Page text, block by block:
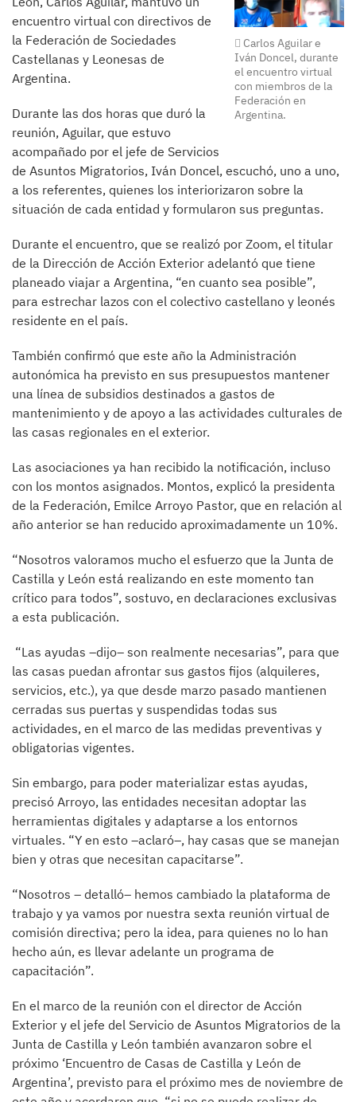
Carlos Aguilar e
Iván Doncel, durante
el encuentro virtual
con miembros de la
Federación en
Argentina.
encuentro virtual con directivos de
la Federación de Sociedades
Castellanas y Leonesas de
Argentina.
Durante las dos horas que duró la
reunión, Aguilar, que estuvo
acompañado por el jefe de Servicios
de Asuntos Migratorios, Iván Doncel, escuchó, uno a uno,
a los referentes, quienes los interiorizaron sobre la
situación de cada entidad y formularon sus preguntas.
Durante el encuentro, que se realizó por Zoom, el titular
de la Dirección de Acción Exterior adelantó que tiene
planeado viajar a Argentina, “en cuanto sea posible”,
para estrechar lazos con el colectivo castellano y leonés
residente en el país.
También confirmó que este año la Administración
autonómica ha previsto en sus presupuestos mantener
una línea de subsidios destinados a gastos de
mantenimiento y de apoyo a las actividades culturales de
las casas regionales en el exterior.
Las asociaciones ya han recibido la notificación, incluso
con los montos asignados. Montos, explicó la presidenta
de la Federación, Emilce Arroyo Pastor, que en relación al
año anterior se han reducido aproximadamente un 10%.
“Nosotros valoramos mucho el esfuerzo que la Junta de
Castilla y León está realizando en este momento tan
crítico para todos”, sostuvo, en declaraciones exclusivas
a esta publicación.
“Las ayudas –dijo– son realmente necesarias”, para que
las casas puedan afrontar sus gastos fijos (alquileres,
servicios, etc.), ya que desde marzo pasado mantienen
cerradas sus puertas y suspendidas todas sus
actividades, en el marco de las medidas preventivas y
obligatorias vigentes.
Sin embargo, para poder materializar estas ayudas,
precisó Arroyo, las entidades necesitan adoptar las
herramientas digitales y adaptarse a los entornos
virtuales. “Y en esto –aclaró–, hay casas que se manejan
bien y otras que necesitan capacitarse”.
“Nosotros – detalló– hemos cambiado la plataforma de
trabajo y ya vamos por nuestra sexta reunión virtual de
comisión directiva; pero la idea, para quienes no lo han
hecho aún, es llevar adelante un programa de
capacitación”.
En el marco de la reunión con el director de Acción
Exterior y el jefe del Servicio de Asuntos Migratorios de la
Junta de Castilla y León también avanzaron sobre el
próximo ‘Encuentro de Casas de Castilla y León de
Argentina’, previsto para el próximo mes de noviembre de